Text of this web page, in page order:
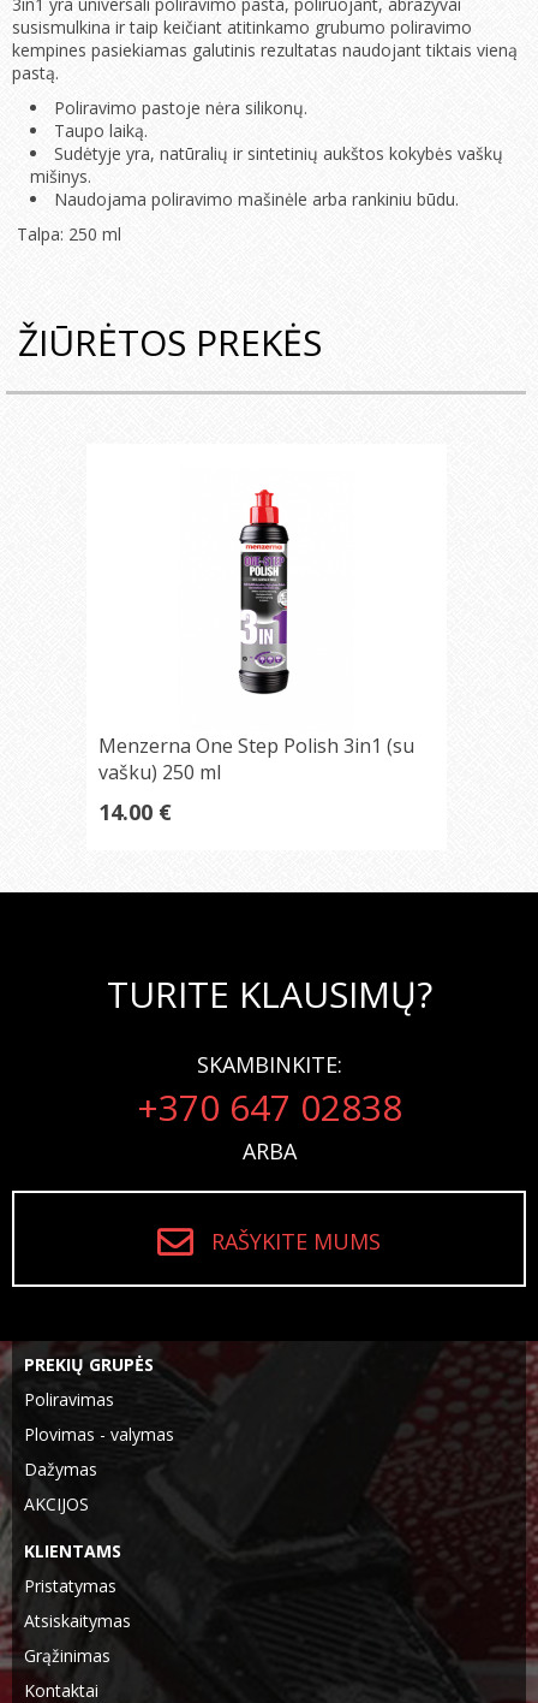
susismulkina ir taip keičiant atitinkamo grubumo poliravimo
kempines pasiekiamas galutinis rezultatas naudojant tiktais vieną
pastą.
Poliravimo pastoje nėra silikonų.
Taupo laiką.
Sudėtyje yra, natūralių ir sintetinių aukštos kokybės vaškų
mišinys.
Naudojama poliravimo mašinėle arba rankiniu būdu.
Talpa: 250 ml
ŽIŪRĖTOS PREKĖS
Menzerna One Step Polish 3in1 (su
vašku) 250 ml
14.00 €
TURITE KLAUSIMŲ?
SKAMBINKITE:
+370 647 02838
ARBA
RAŠYKITE MUMS
PREKIŲ GRUPĖS
Poliravimas
Plovimas - valymas
Dažymas
AKCIJOS
KLIENTAMS
Pristatymas
Atsiskaitymas
Grąžinimas
Kontaktai